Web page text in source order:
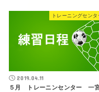
トレーニングセンタ
2019.04.11
５月 トレーニンセンター 一